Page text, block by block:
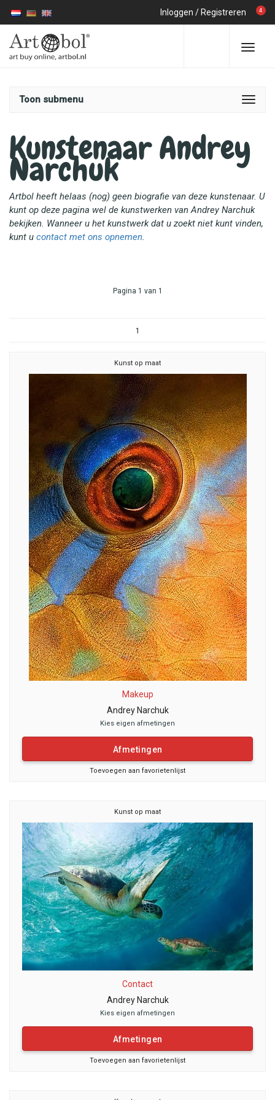
Inloggen / Registreren 4
Toon submenu
Kunstenaar Andrey
Narchuk
Artbol heeft helaas (nog) geen biografie van deze kunstenaar. U
kunt op deze pagina wel de kunstwerken van Andrey Narchuk
bekijken. Wanneer u het kunstwerk dat u zoekt niet kunt vinden,
kunt u contact met ons opnemen.
Pagina 1 van 1
1
Kunst op maat
Makeup
Andrey Narchuk
Kies eigen afmetingen
Afmetingen
Toevoegen aan favorietenlijst
Kunst op maat
Contact
Andrey Narchuk
Kies eigen afmetingen
Afmetingen
Toevoegen aan favorietenlijst